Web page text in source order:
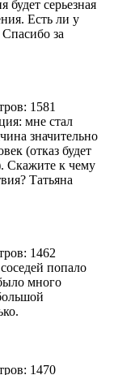
будет серьезная
Есть ли у
за
1581
мне стал
значительно
(отказ будет
Скажите к чему
Татьяна
1462
попало
много
1470